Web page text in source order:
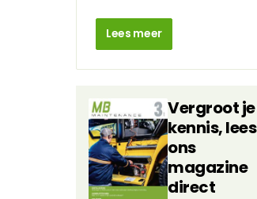
Lees meer
Vergroot je
kennis, lees
ons
magazine
direct